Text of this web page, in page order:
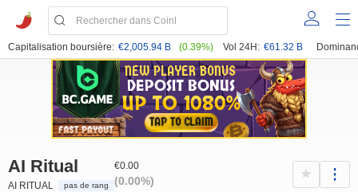
Capitalisation boursière: €2,005.94 B (0.39%) Vol 24H: €61.32 B
AI Ritual
AI RITUAL pas de rang
€0.00
(0.00%)